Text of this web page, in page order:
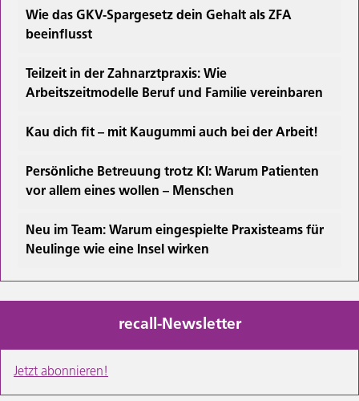
Wie das GKV-Spargesetz dein Gehalt als ZFA
beeinflusst
Teilzeit in der Zahnarztpraxis: Wie
Arbeitszeitmodelle Beruf und Familie vereinbaren
Kau dich fit – mit Kaugummi auch bei der Arbeit!
Persönliche Betreuung trotz KI: Warum Patienten
vor allem eines wollen – Menschen
Neu im Team: Warum eingespielte Praxisteams für
Neulinge wie eine Insel wirken
recall-Newsletter
Jetzt abonnieren!